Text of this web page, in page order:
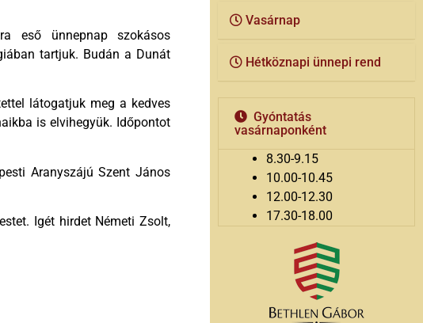
eső ünnepnap szokásos
tartjuk. Budán a Dunát
látogatjuk meg a kedves
is elvihegyük. Időpontot
Aranyszájú Szent János
Igét hirdet Németi Zsolt,
Vasárnap
Hétköznapi ünnepi rend
Gyóntatás
vasárnaponként
8.30-9.15
10.00-10.45
12.00-12.30
17.30-18.00